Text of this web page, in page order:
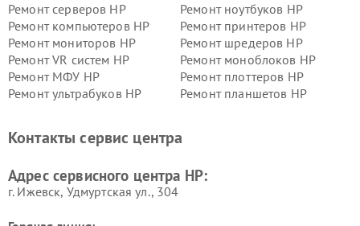
Ремонт серверов HP
Ремонт ноутбуков HP
Ремонт компьютеров HP
Ремонт принтеров HP
Ремонт мониторов HP
Ремонт шредеров HP
Ремонт VR систем HP
Ремонт моноблоков HP
Ремонт МФУ HP
Ремонт плоттеров HP
Ремонт ультрабуков HP
Ремонт планшетов HP
Контакты сервис центра
Адрес сервисного центра HP:
г. Ижевск, Удмуртская ул., 304